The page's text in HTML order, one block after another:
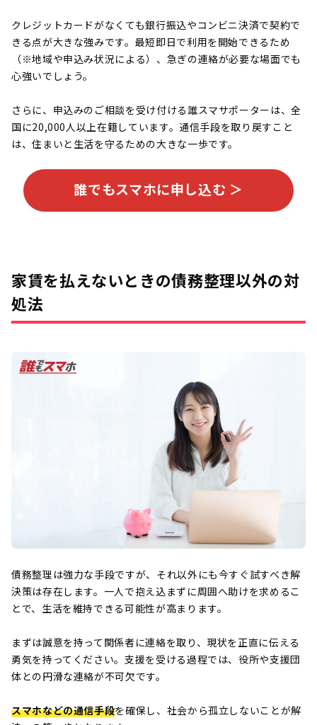
クレジットカードがなくても銀行振込やコンビニ決済で契約で
きる点が大きな強みです。最短即日で利用を開始できるため
（※地域や申込み状況による）、急ぎの連絡が必要な場面でも
心強いでしょう。
さらに、申込みのご相談を受け付ける誰スマサポーターは、全
国に20,000人以上在籍しています。通信手段を取り戻すこと
は、住まいと生活を守るための大きな一歩です。
誰でもスマホに申し込む ＞
家賃を払えないときの債務整理以外の対
処法
債務整理は強力な手段ですが、それ以外にも今すぐ試すべき解
決策は存在します。一人で抱え込まずに周囲へ助けを求めるこ
とで、生活を維持できる可能性が高まります。
まずは誠意を持って関係者に連絡を取り、現状を正直に伝える
勇気を持ってください。支援を受ける過程では、役所や支援団
体との円滑な連絡が不可欠です。
スマホなどの通信手段を確保し、社会から孤立しないことが解